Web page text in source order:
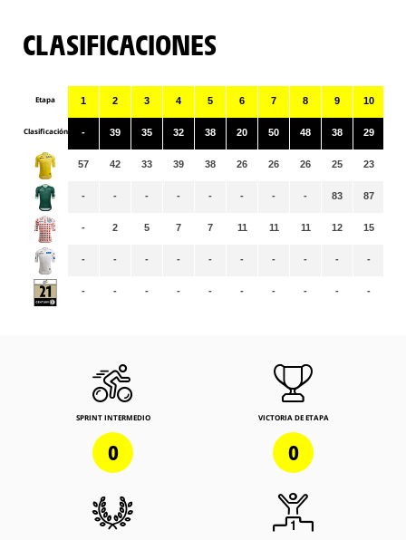
CLASIFICACIONES
Etapa
Clasificación
1
-
57
-
-
-
-
2
39
42
-
2
-
-
3
35
33
-
5
-
-
4
32
39
-
7
-
-
5
38
38
-
7
-
-
6
20
26
-
11
-
-
7
50
26
-
11
-
-
8
48
26
-
11
-
-
9
38
25
83
12
-
-
10
29
23
87
15
-
-
SPRINT INTERMEDIO
0
VICTORIA DE ETAPA
0